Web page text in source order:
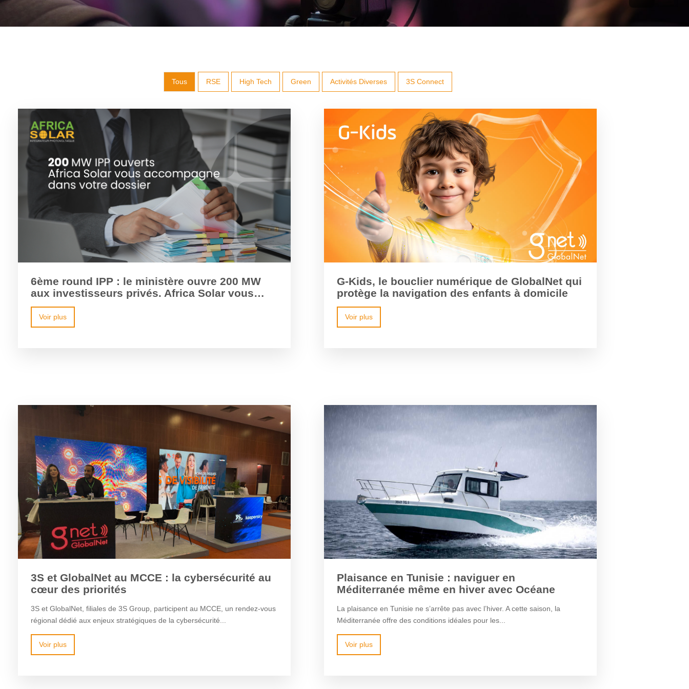
Tous RSE High Tech Green Activités Diverses 3S Connect
6ème round IPP : le ministère ouvre 200 MW
aux investisseurs privés. Africa Solar vous
accompagne
Voir plus
G-Kids, le bouclier numérique de GlobalNet qui
protège la navigation des enfants à domicile
Voir plus
3S et GlobalNet au MCCE : la cybersécurité au
cœur des priorités
3S et GlobalNet, filiales de 3S Group, participent au MCCE, un rendez-vous
régional dédié aux enjeux stratégiques de la cybersécurité...
Voir plus
Plaisance en Tunisie : naviguer en
Méditerranée même en hiver avec Océane
La plaisance en Tunisie ne s’arrête pas avec l’hiver. A cette saison, la
Méditerranée offre des conditions idéales pour les...
Voir plus